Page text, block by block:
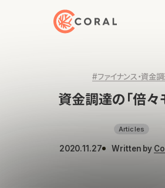
トップページへ戻る
#ファイナンス・資金
資金調達の「倍々
Articles
2020.11.27 Written by